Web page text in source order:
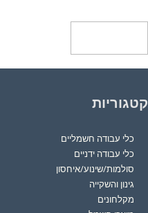
קטגוריות
כלי עבודה חשמליים
כלי עבודה ידניים
סולמות/שינוע/איחסון
גינון והשקייה
מקלחונים